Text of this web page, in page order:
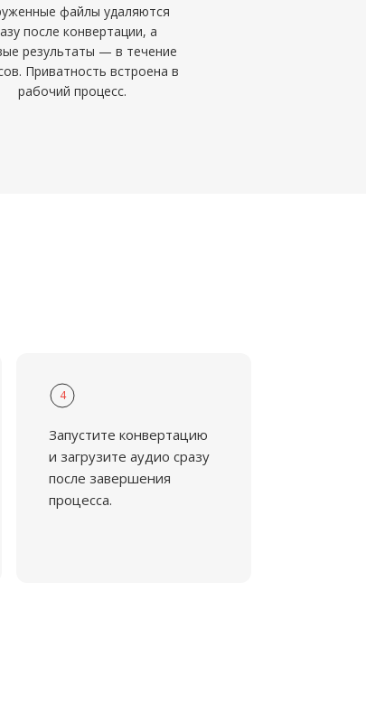
файлы удаляются
после конвертации, а
результаты — в течение
Приватность встроена в
рабочий процесс.
4
Запустите конвертацию
и загрузите аудио сразу
после завершения
процесса.